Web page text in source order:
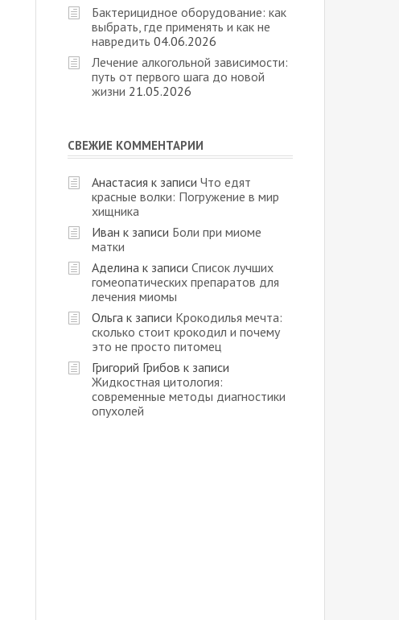
Бактерицидное оборудование: как
выбрать, где применять и как не
навредить 04.06.2026
Лечение алкогольной зависимости:
путь от первого шага до новой
жизни 21.05.2026
СВЕЖИЕ КОММЕНТАРИИ
Анастасия к записи Что едят
красные волки: Погружение в мир
хищника
Иван к записи Боли при миоме
матки
Аделина к записи Список лучших
гомеопатических препаратов для
лечения миомы
Ольга к записи Крокодилья мечта:
сколько стоит крокодил и почему
это не просто питомец
Григорий Грибов к записи
Жидкостная цитология:
современные методы диагностики
опухолей